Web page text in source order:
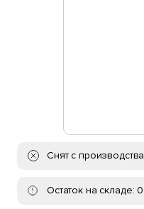
Снят с производства
Остаток на складе: 0